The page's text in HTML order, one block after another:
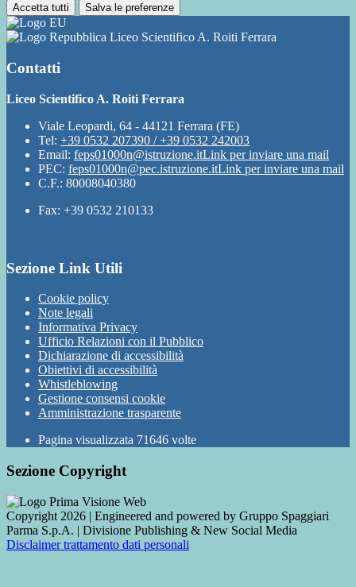
Accetta tutti Salva le preferenze
Liceo Scientifico A. Roiti Ferrara
Contatti
Liceo Scientifico A. Roiti Ferrara
Viale Leopardi, 64 - 44121 Ferrara (FE)
Tel: +39 0532 207390 / +39 0532 242003
Email: feps01000n@istruzione.itLink per inviare una mail
PEC: feps01000n@pec.istruzione.itLink per inviare una mail
C.F.: 80008040380
Fax: +39 0532 210133
Sezione Link Utili
Cookie policy
Note legali
Informativa Privacy
Ufficio Relazioni con il Pubblico
Dichiarazione di accessibilità
Obiettivi di accessibilità
Whistleblowing
Gestione consensi cookie
Amministrazione trasparente
Pagina visualizzata 71646 volte
Sezione Copyright
Copyright 2026 | Engineered and powered by Gruppo Spaggiari
Parma S.p.A. | Divisione Publishing & New Social Media
Disclaimer trattamento dati personali